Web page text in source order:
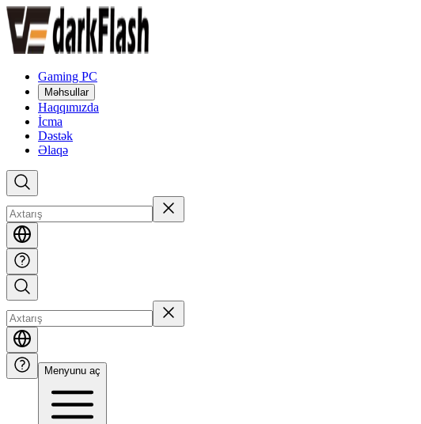
Gaming PC
Məhsullar
Haqqımızda
İcma
Dəstək
Əlaqə
Menyunu aç